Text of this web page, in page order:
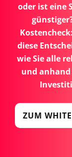
oder ist eine
diese
wie Sie alle
und anhand
ZUM